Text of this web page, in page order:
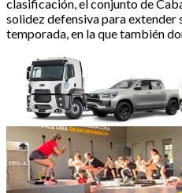
clasificación, el conjunto de
solidez defensiva para extender
temporada, en la que también